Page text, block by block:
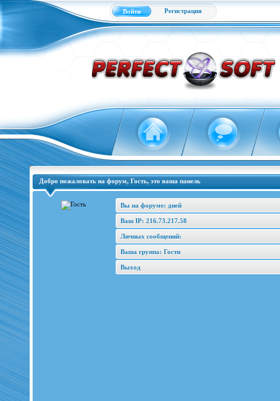
Войти Регистрация
Добро пожаловать на форум, Гость, это ваша панель
Вы на форуме: дней
Ваш IP: 216.73.217.58
Личных сообщений:
Ваша группа: Гости
Выход